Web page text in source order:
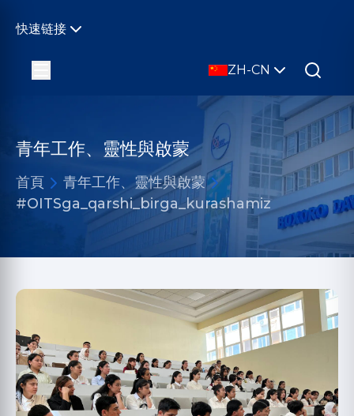
快速链接
ZH-CN
青年工作、靈性與啟蒙
首頁
青年工作、靈性與啟蒙
#OITSga_qarshi_birga_kurashamiz